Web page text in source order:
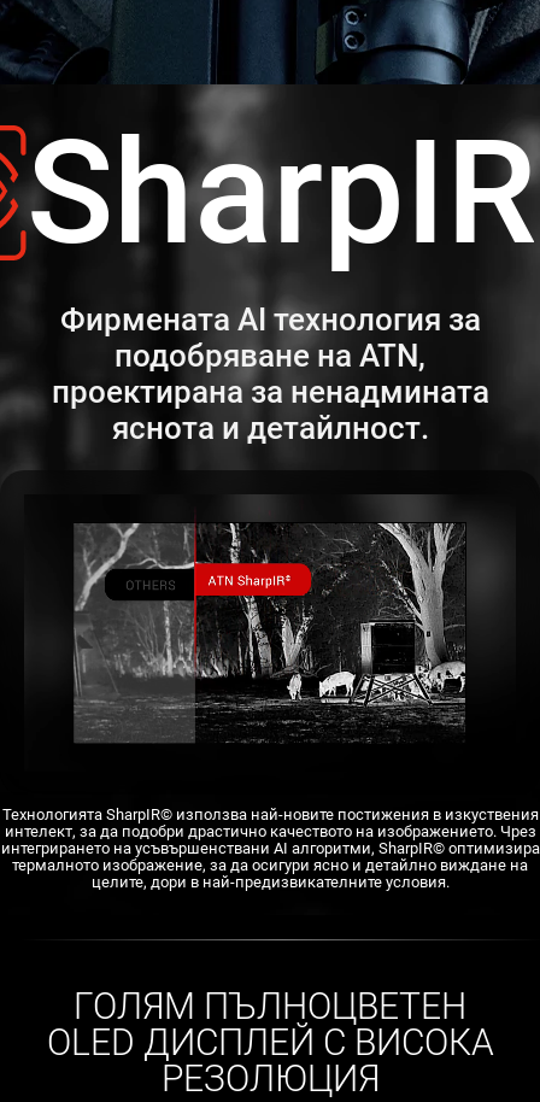
Фирмената AI технология за
подобряване на ATN,
проектирана за ненадмината
яснота и детайлност.
Технологията SharpIR© използва най-новите постижения в изкуствения
интелект, за да подобри драстично качеството на изображението. Чрез
интегрирането на усъвършенствани AI алгоритми, SharpIR© оптимизира
термалното изображение, за да осигури ясно и детайлно виждане на
целите, дори в най-предизвикателните условия.
ГОЛЯМ ПЪЛНОЦВЕТЕН
OLED ДИСПЛЕЙ С ВИСОКА
РЕЗОЛЮЦИЯ